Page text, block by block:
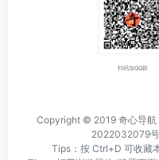
扫码加QQ群
Copyright © 2019 奇心导航
2022032079
Tips：按 Ctrl+D 可收藏